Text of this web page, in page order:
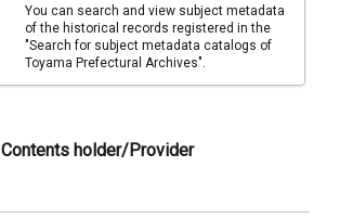
You can search and view subject metadata
of the historical records registered in the
"Search for subject metadata catalogs of
Toyama Prefectural Archives".
Contents holder/Provider